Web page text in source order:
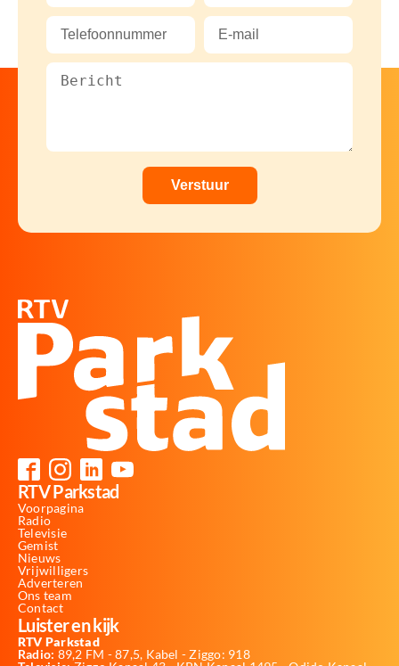
RTV Parkstad
Voorpagina
Radio
Televisie
Gemist
Nieuws
Vrijwilligers
Adverteren
Ons team
Contact
Luister en kijk
RTV Parkstad
Radio: 89,2 FM - 87,5, Kabel - Ziggo: 918